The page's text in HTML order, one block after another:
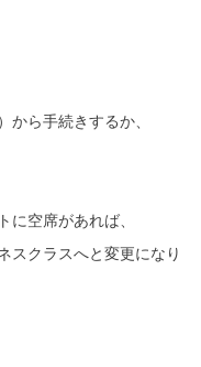
から手続きするか、
に空席があれば、
スクラスへと変更になり